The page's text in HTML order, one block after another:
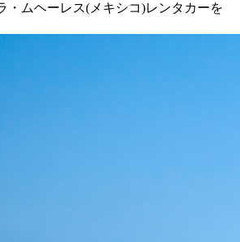
・ムヘーレス(メキシコ)レンタカーを